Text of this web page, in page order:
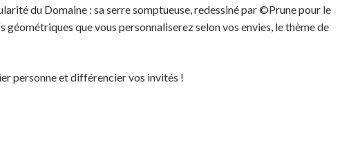
du Domaine : sa serre somptueuse, redessiné par ©Prune pour le
que vous personnaliserez selon vos envies, le thème de
personne et différencier vos invités !